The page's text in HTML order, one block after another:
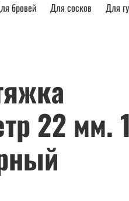
бровей Для сосков Для
22 мм. 1